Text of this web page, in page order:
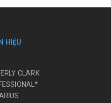
HIỆU
CLARK